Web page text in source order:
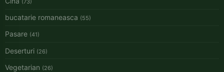
(73)
bucatarie romaneasca (55)
Pasare (41)
Deserturi (26)
Vegetarian (26)